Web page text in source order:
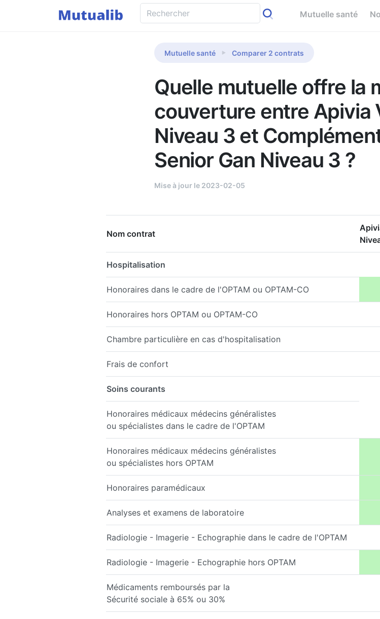
Mutuelle santé
Mutuelle santé Comparer 2 contrats
Quelle mutuelle offre la
couverture entre Apivia
Niveau 3 et
Senior Gan Niveau 3 ?
Mise à jour le 2023-02-05
Nom contrat
Hospitalisation
Honoraires dans le cadre de l'OPTAM ou OPTAM-CO
Honoraires hors OPTAM ou OPTAM-CO
Chambre particulière en cas d'hospitalisation
Frais de confort
Soins courants
Honoraires médicaux médecins généralistes
ou spécialistes dans le cadre de l'OPTAM
Honoraires médicaux médecins généralistes
ou spécialistes hors OPTAM
Honoraires paramédicaux
Analyses et examens de laboratoire
Radiologie - Imagerie - Echographie dans le cadre de l'OPTAM
Radiologie - Imagerie - Echographie hors OPTAM
Médicaments remboursés par la
Sécurité sociale à 65% ou 30%